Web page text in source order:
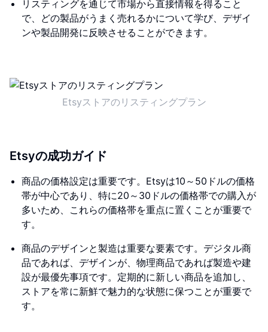
リスティングを通じて市場から直接情報を得ること
で、どの製品がうまく売れるかについて学び、デザイ
ンや製品開発に反映させることができます。
Etsyストアのリスティングプラン
Etsyの成功ガイド
商品の価格設定は重要です。Etsyは10～50ドルの価格
帯が中心であり、特に20～30ドルの価格帯での購入が
多いため、これらの価格帯を重点に置くことが重要で
す。
商品のデザインと製造は重要な要素です。デジタル商
品であれば、デザインが、物理商品であれば製造や建
設が最優先事項です。定期的に新しい商品を追加し、
ストアを常に新鮮で魅力的な状態に保つことが重要で
す。